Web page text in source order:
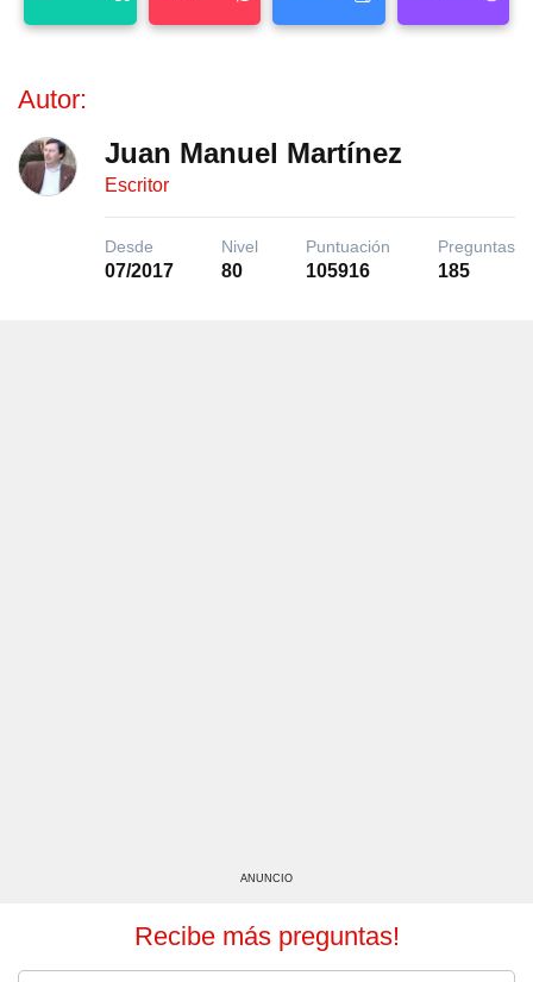
Autor:
Juan Manuel Martínez
Escritor
Desde
07/2017
Nivel
80
Puntuación
105916
Preguntas
185
ANUNCIO
Recibe más preguntas!